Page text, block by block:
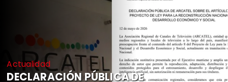
Actualidad
DECLARACIÓN PÚBLICA DE